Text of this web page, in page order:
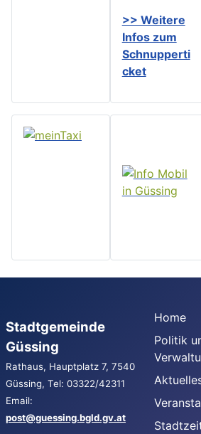
>> Weitere
Infos zum
Schnupperti
cket
Stadtgemeinde
Güssing
Rathaus, Hauptplatz 7, 7540
Güssing, Tel: 03322/42311
Email:
post@guessing.bgld.gv.at
Home
Politik